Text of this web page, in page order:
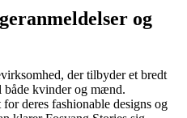
og
der tilbyder et bredt
både kvinder og mænd.
deres fashionable designs og